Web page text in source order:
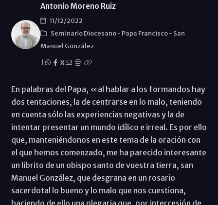
Antonio Moreno Ruiz
11/12/2022
Seminario Diocesano- Papa Francisco- San
Manuel González
X
En palabras del Papa, «al hablar a los formandos hay
dos tentaciones, la de centrarse en lo malo, teniendo
en cuenta sólo las experiencias negativas y la de
intentar presentar un mundo idílico e irreal. Es por ello
que, manteniéndonos en este tema de la oración con
el que hemos comenzado, me ha parecido interesante
un librito de un obispo santo de vuestra tierra, san
Manuel González, que desgrana en un rosario
sacerdotal lo bueno y lo malo que nos cuestiona,